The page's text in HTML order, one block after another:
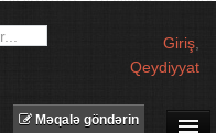
Giriş
Qeydiyyat
Məqalə göndərin